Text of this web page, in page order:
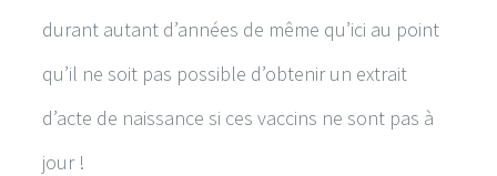
durant autant d’années de même qu’ici au point
qu’il ne soit pas possible d’obtenir un extrait
d’acte de naissance si ces vaccins ne sont pas à
jour !